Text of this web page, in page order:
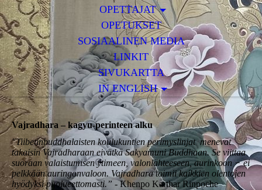
OPETTAJAT
OPETUKSET
SOSIAALINEN MEDIA
LINKIT
SIVUKARTTA
IN ENGLISH
Vajradhara ‒ kagyu-perinteen alku
"Tiibetinbuddhalaisten koulukuntien perimyslinjat menevät
takaisin Vajradharaan eivätkä Sakyamuni Buddhaan. Se viittaa
suoraan valaistumisen ytimeen, valonlähteeseen, aurinkoon − ei
pelkkään auringonvaloon. Vajradhara toimii kaikkien olentojen
hyödyksi puolueettomasti.” - Khenpo Karthar Rinpoche